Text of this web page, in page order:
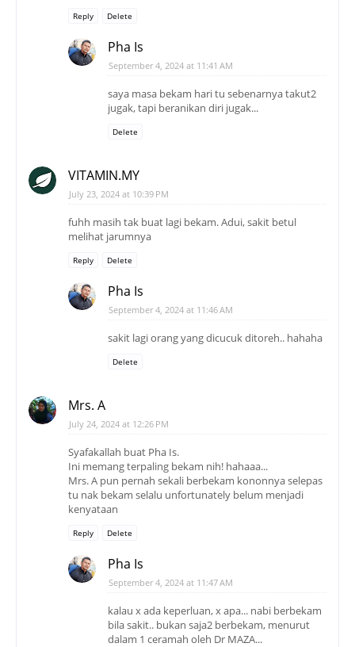
Reply Delete
Pha Is
September 4, 2024 at 11:41 AM
saya masa bekam hari tu sebenarnya takut2
jugak, tapi beranikan diri jugak...
Delete
VITAMIN.MY
July 23, 2024 at 10:39 PM
fuhh masih tak buat lagi bekam. Adui, sakit betul
melihat jarumnya
Reply Delete
Pha Is
September 4, 2024 at 11:46 AM
sakit lagi orang yang dicucuk ditoreh.. hahaha
Delete
Mrs. A
July 24, 2024 at 12:26 PM
Syafakallah buat Pha Is.
Ini memang terpaling bekam nih! hahaaa...
Mrs. A pun pernah sekali berbekam kononnya selepas
tu nak bekam selalu unfortunately belum menjadi
kenyataan
Reply Delete
Pha Is
September 4, 2024 at 11:47 AM
kalau x ada keperluan, x apa... nabi berbekam
bila sakit.. bukan saja2 berbekam, menurut
dalam 1 ceramah oleh Dr MAZA...